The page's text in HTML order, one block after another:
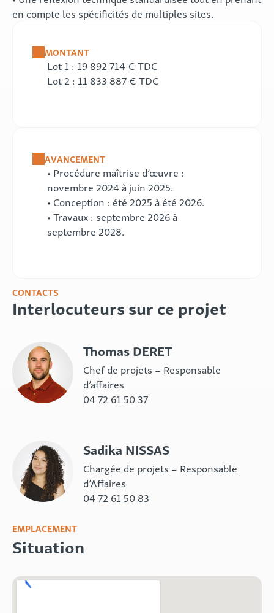
en compte les spécificités de multiples sites.
MONTANT
Lot 1 : 19 892 714 € TDC
Lot 2 : 11 833 887 € TDC
AVANCEMENT
• Procédure maîtrise d’œuvre :
novembre 2024 à juin 2025.
• Conception : été 2025 à été 2026.
• Travaux : septembre 2026 à
septembre 2028.
CONTACTS
Interlocuteurs sur ce projet
Thomas DERET
Chef de projets – Responsable
d’affaires
04 72 61 50 37
Sadika NISSAS
Chargée de projets – Responsable
d’Affaires
04 72 61 50 83
EMPLACEMENT
Situation